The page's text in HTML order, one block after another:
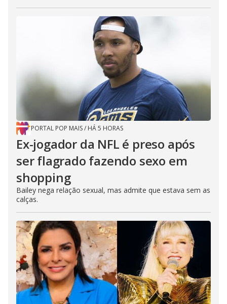
PORTAL POP MAIS/ HÁ 5 HORAS
Ex-jogador da NFL é preso após
ser flagrado fazendo sexo em
shopping
Bailey nega relação sexual, mas admite que estava sem as
calças.